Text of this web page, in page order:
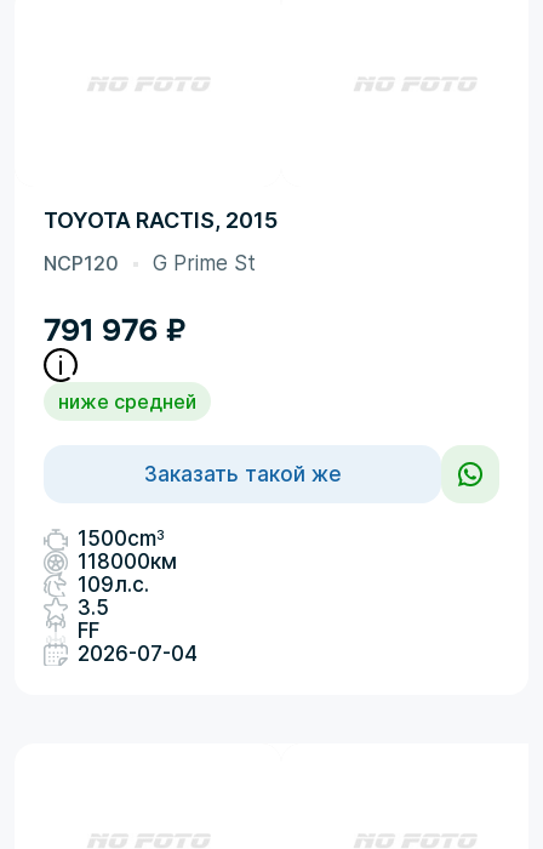
TOYOTA RACTIS, 2015
NCP120 G Prime St
791 976 ₽
ниже средней
Заказать такой же
1500cm3
118000км
109л.с.
3.5
FF
2026-07-04